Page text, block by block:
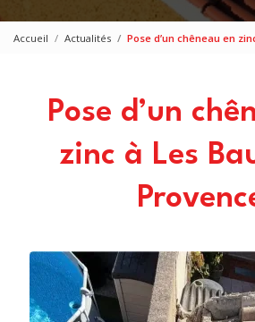
Accueil Actualités Pose d’un chêneau en
Pose d’un
zinc à Les